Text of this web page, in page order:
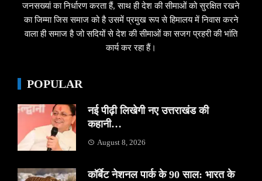
जनसख्यां का निर्धारण करता हैं, साथ ही देश की सीमाओं को सुरक्षित रखने
का जिम्मा जिस समाज को है उसमें प्रमुख रूप से हिमालय में निवास करने
वाला ही समाज है जो सदियों से देश की सीमाओं का सजग प्रहरी की भांति
कार्य कर रहा हैं।
POPULAR
नई पीढ़ी लिखेगी नए उत्तराखंड की
कहानी…
August 8, 2026
कॉर्बेट नेशनल पार्क के 90 साल: भारत के